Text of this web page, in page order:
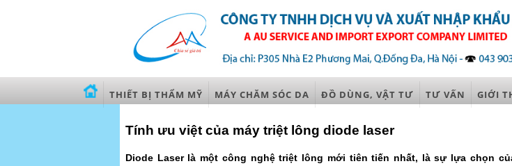
THIẾT BỊ THẨM MỸ MÁY CHĂM SÓC DA ĐỒ DÙNG, VẬT TƯ TƯ VẤN GIỚI
Tính ưu việt của máy triệt lông diode laser
Diode Laser là một công nghệ triệt lông mới tiên tiến nhất, là sự lựa chọn